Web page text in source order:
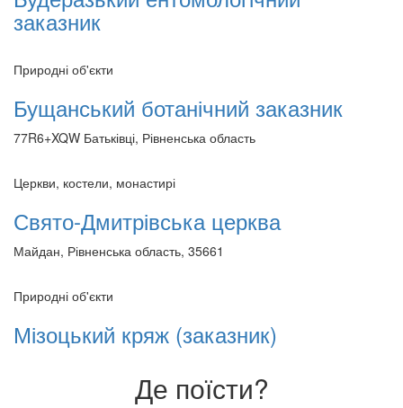
заказник
Природні об'єкти
Бущанський ботанічний заказник
77R6+XQW Батьківці, Рівненська область
Церкви, костели, монастирі
Свято-Дмитрівська церква
Майдан, Рівненська область, 35661
Природні об'єкти
Мізоцький кряж (заказник)
Де поїсти?